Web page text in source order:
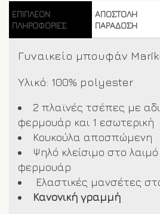
ΕΠΙΠΛΈΟΝ
ΠΛΗΡΟΦΟΡΊΕΣ
ΑΠΟΣΤΟΛΗ
ΠΑΡΑΔΟΣΗ
Γυναικείο μπουφάν
Υλικό: 100% polyester
2 πλαϊνές τσέπες με
φερμουάρ και 1 εσωτερική
Κουκούλα αποσπώμενη
Ψηλό κλείσιμο στο
φερμουάρ
Ελαστικές μανσέτες
Κανονική γραμμή